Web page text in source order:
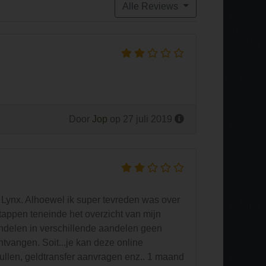
Alle Reviews
Door Jop op 27 juli 2019
Alhoewel ik super tevreden was over
teneinde het overzicht van mijn
in verschillende aandelen geen
Soit...je kan deze online
geldtransfer aanvragen enz.. 1 maand